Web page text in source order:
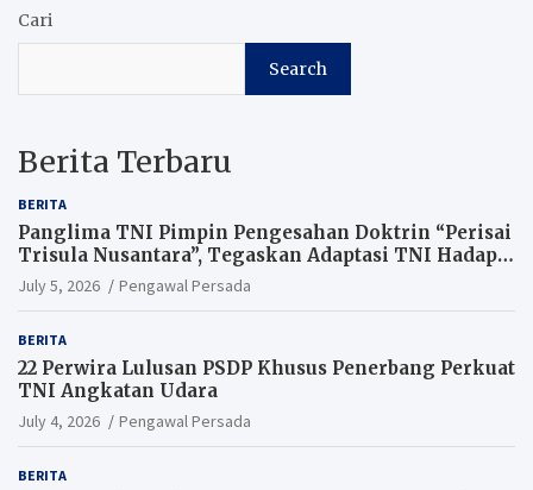
Cari
Search
Berita Terbaru
BERITA
Panglima TNI Pimpin Pengesahan Doktrin “Perisai
Trisula Nusantara”, Tegaskan Adaptasi TNI Hadapi
Perang Modern
July 5, 2026 Pengawal Persada
BERITA
22 Perwira Lulusan PSDP Khusus Penerbang Perkuat
TNI Angkatan Udara
July 4, 2026 Pengawal Persada
BERITA